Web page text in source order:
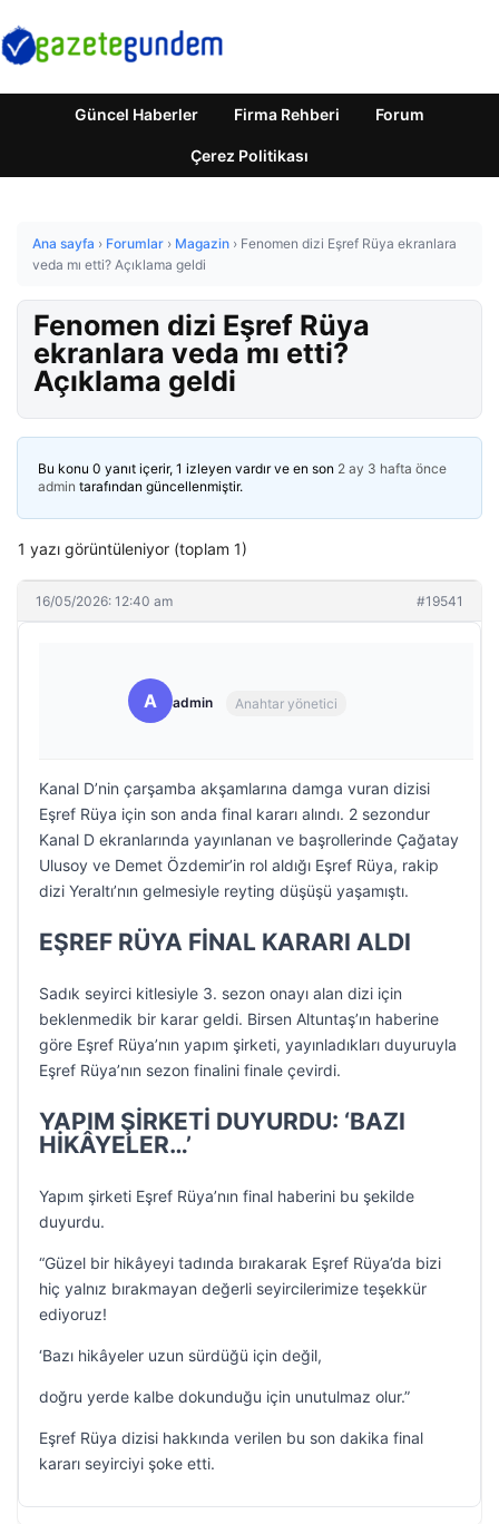
Güncel Haberler Firma Rehberi Forum
Çerez Politikası
Ana sayfa › Forumlar › Magazin › Fenomen dizi Eşref Rüya ekranlara
veda mı etti? Açıklama geldi
Fenomen dizi Eşref Rüya
ekranlara veda mı etti?
Açıklama geldi
Bu konu 0 yanıt içerir, 1 izleyen vardır ve en son 2 ay 3 hafta önce
admin tarafından güncellenmiştir.
1 yazı görüntüleniyor (toplam 1)
16/05/2026: 12:40 am #19541
A admin Anahtar yönetici
Kanal D’nin çarşamba akşamlarına damga vuran dizisi
Eşref Rüya için son anda final kararı alındı. 2 sezondur
Kanal D ekranlarında yayınlanan ve başrollerinde Çağatay
Ulusoy ve Demet Özdemir’in rol aldığı Eşref Rüya, rakip
dizi Yeraltı’nın gelmesiyle reyting düşüşü yaşamıştı.
EŞREF RÜYA FİNAL KARARI ALDI
Sadık seyirci kitlesiyle 3. sezon onayı alan dizi için
beklenmedik bir karar geldi. Birsen Altuntaş’ın haberine
göre Eşref Rüya’nın yapım şirketi, yayınladıkları duyuruyla
Eşref Rüya’nın sezon finalini finale çevirdi.
YAPIM ŞİRKETİ DUYURDU: ‘BAZI
HİKÂYELER…’
Yapım şirketi Eşref Rüya’nın final haberini bu şekilde
duyurdu.
“Güzel bir hikâyeyi tadında bırakarak Eşref Rüya’da bizi
hiç yalnız bırakmayan değerli seyircilerimize teşekkür
ediyoruz!
‘Bazı hikâyeler uzun sürdüğü için değil,
doğru yerde kalbe dokunduğu için unutulmaz olur.”
Eşref Rüya dizisi hakkında verilen bu son dakika final
kararı seyirciyi şoke etti.